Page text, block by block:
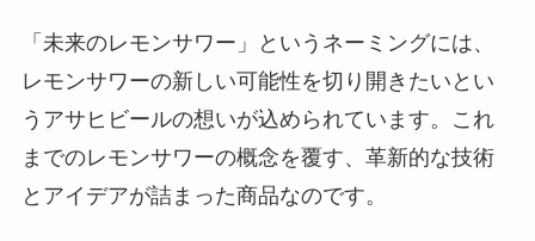
「未来のレモンサワー」というネーミングには、
レモンサワーの新しい可能性を切り開きたいとい
うアサヒビールの想いが込められています。これ
までのレモンサワーの概念を覆す、革新的な技術
とアイデアが詰まった商品なのです。